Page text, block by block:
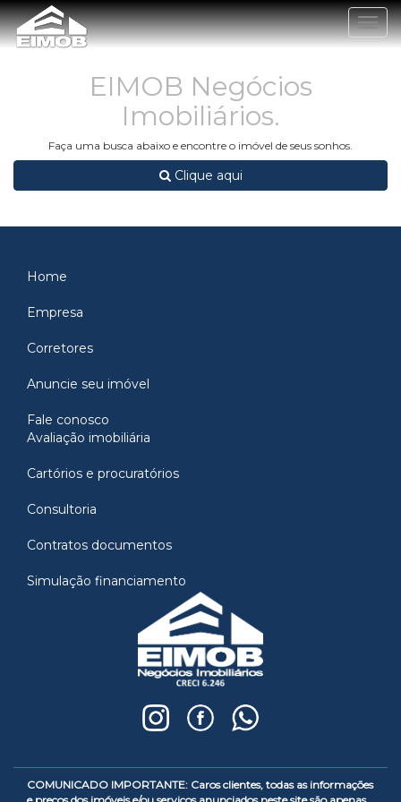
EIMOB Negócios
Imobiliários.
Faça uma busca abaixo e encontre o imóvel de seus sonhos.
Clique aqui
Home
Empresa
Corretores
Anuncie seu imóvel
Fale conosco
Avaliação imobiliária
Cartórios e procuratórios
Consultoria
Contratos documentos
Simulação financiamento
COMUNICADO IMPORTANTE: Caros clientes, todas as informações